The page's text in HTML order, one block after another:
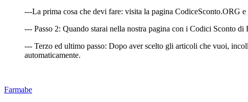
---La prima cosa che devi fare: visita la pagina CodiceSconto.ORG
--- Passo 2: Quando starai nella nostra pagina con i Codici Sconto
--- Terzo ed ultimo passo: Dopo aver scelto gli articoli che vuoi,
automaticamente.
Farmabe